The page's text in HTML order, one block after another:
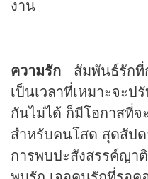
งาน
ความรัก
สัมพันธ์รัก
เป็นเวลาที่เหมาะจะป
กันไม่ได้ ก็มีโอกาสที่จ
สำหรับคนโสด สุดสัป
การพบปะสังสรรค์ญา